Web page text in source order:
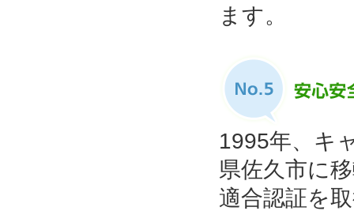
ます。
1995年、キ
県佐久市に
適合認証を